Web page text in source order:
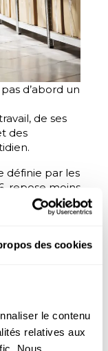
des cookies
le contenu
relatives aux
Nous
d’abord un
de ses
des
définie par les
repose moins
capacité
chaque